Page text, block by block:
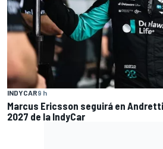
INDYCAR9 h
Marcus Ericsson seguirá en
2027 de la IndyCar